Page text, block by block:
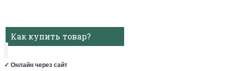
Как купить товар?
✓ Онлайн через сайт